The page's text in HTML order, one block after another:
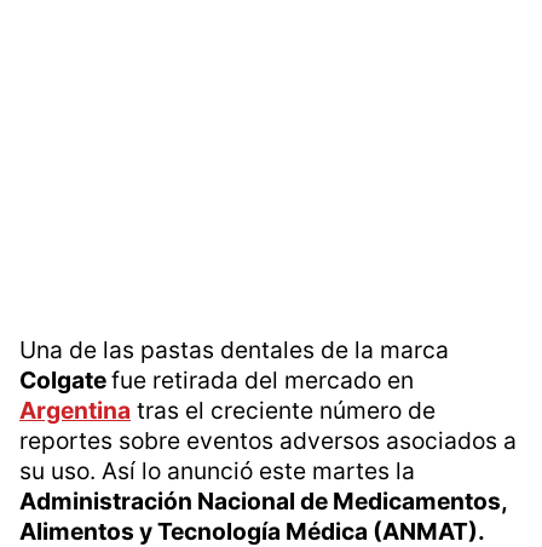
Una de las pastas dentales de la marca
Colgatefue retirada del mercado en
Argentina tras el creciente número de
reportes sobre eventos adversos asociados a
su uso. Así lo anunció este martes la
Administración Nacional de Medicamentos,
Alimentos y Tecnología Médica (ANMAT).